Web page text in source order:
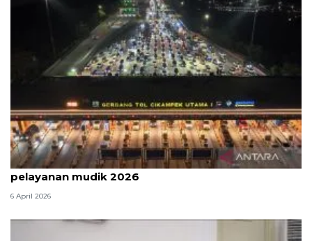
Survei: 88,8 persen responden puas dengan
pelayanan mudik 2026
6 April 2026